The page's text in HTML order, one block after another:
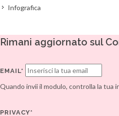
Infografica
Rimani aggiornato sul
EMAIL*
Quando invii il modulo, controlla la tua
PRIVACY*